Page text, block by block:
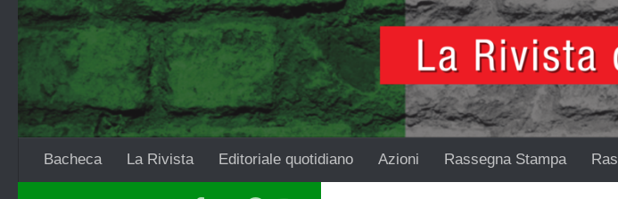
Bacheca La Rivista Editoriale quotidiano Azioni Rassegna Stampa